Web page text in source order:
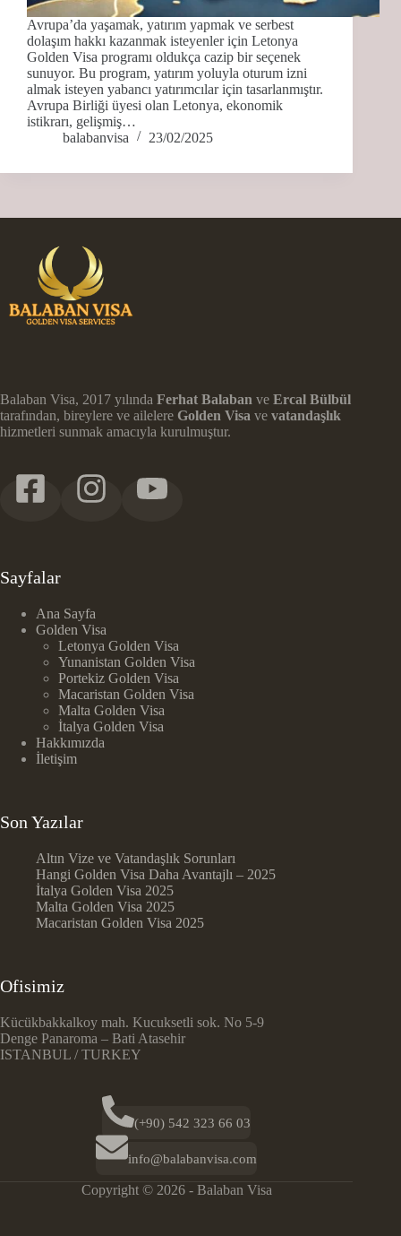
Avrupa’da yaşamak, yatırım yapmak ve serbest
dolaşım hakkı kazanmak isteyenler için Letonya
Golden Visa programı oldukça cazip bir seçenek
sunuyor. Bu program, yatırım yoluyla oturum izni
almak isteyen yabancı yatırımcılar için tasarlanmıştır.
Avrupa Birliği üyesi olan Letonya, ekonomik
istikrarı, gelişmiş…
balabanvisa
23/02/2025
Balaban Visa, 2017 yılında Ferhat Balaban ve Ercal Bülbül
tarafından, bireylere ve ailelere Golden Visa ve vatandaşlık
hizmetleri sunmak amacıyla kurulmuştur.
Sayfalar
Ana Sayfa
Golden Visa
Letonya Golden Visa
Yunanistan Golden Visa
Portekiz Golden Visa
Macaristan Golden Visa
Malta Golden Visa
İtalya Golden Visa
Hakkımızda
İletişim
Son Yazılar
Altın Vize ve Vatandaşlık Sorunları
Hangi Golden Visa Daha Avantajlı – 2025
İtalya Golden Visa 2025
Malta Golden Visa 2025
Macaristan Golden Visa 2025
Ofisimiz
Kücükbakkalkoy mah. Kucuksetli sok. No 5-9
Denge Panaroma – Bati Atasehir
ISTANBUL / TURKEY
(+90) 542 323 66 03
info@balabanvisa.com
Copyright © 2026 - Balaban Visa